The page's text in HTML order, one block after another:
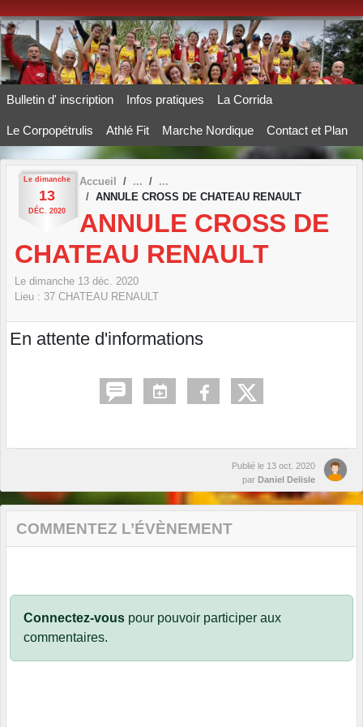
Bulletin d' inscription Infos pratiques La Corrida
Le Corpopétrulis Athlé Fit Marche Nordique Contact et Plan
Le dimanche
13
DÉC. 2020
Accueil
ANNULE CROSS DE CHATEAU RENAULT
ANNULE CROSS DE
CHATEAU RENAULT
Le dimanche 13 déc. 2020
Lieu : 37 CHATEAU RENAULT
En attente d'informations
Publié le 13 oct. 2020
par Daniel Delisle
COMMENTEZ L’ÉVÈNEMENT
Connectez-vous pour pouvoir participer aux
commentaires.